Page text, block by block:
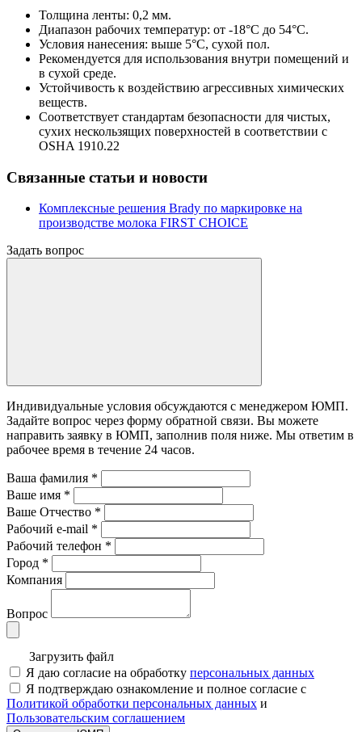
Толщина ленты: 0,2 мм.
Диапазон рабочих температур: от -18°C до 54°C.
Условия нанесения: выше 5°C, сухой пол.
Рекомендуется для использования внутри помещений и
в сухой среде.
Устойчивость к воздействию агрессивных химических
веществ.
Соответствует стандартам безопасности для чистых,
сухих нескользящих поверхностей в соответствии с
OSHA 1910.22
Связанные статьи и новости
Комплексные решения Brady по маркировке на
производстве молока FIRST CHOICE
Задать вопрос
Индивидуальные условия обсуждаются с менеджером ЮМП.
Задайте вопрос через форму обратной связи. Вы можете
направить заявку в ЮМП, заполнив поля ниже. Mы ответим в
рабочее время в течение 24 часов.
Ваша фамилия *
Ваше имя *
Ваше Отчество *
Рабочий e-mail *
Рабочий телефон *
Город *
Компания
Вопрос
Загрузить файл
Я даю согласие на обработку персональных данных
Я подтверждаю ознакомление и полное согласие с
Политикой обработки персональных данных и
Пользовательским соглашением